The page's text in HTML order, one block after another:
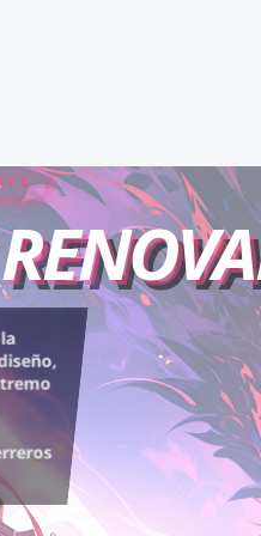
tus
al
máximo.
y acceso